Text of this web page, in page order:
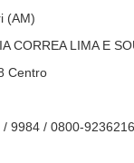
(AM)
CORREA LIMA E
Centro
9984 / 0800-9236216